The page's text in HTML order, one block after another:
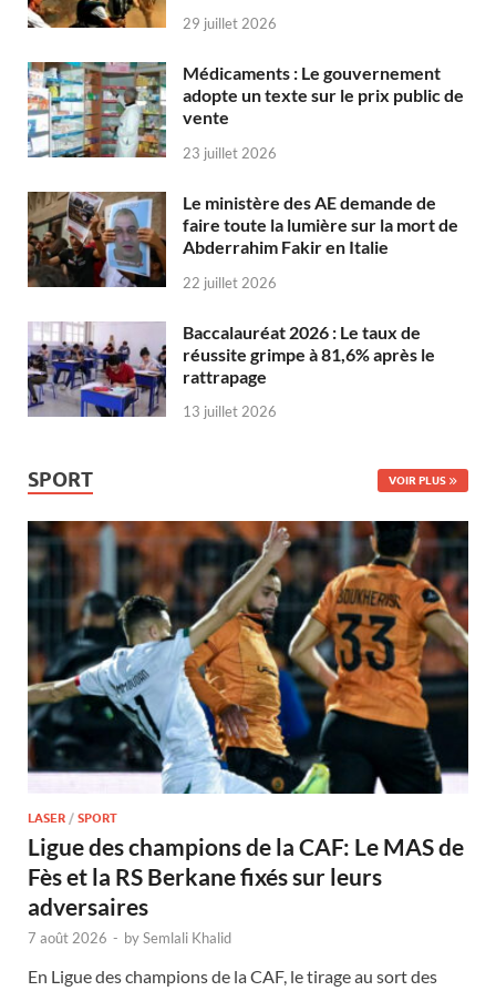
29 juillet 2026
Médicaments : Le gouvernement
adopte un texte sur le prix public de
vente
23 juillet 2026
Le ministère des AE demande de
faire toute la lumière sur la mort de
Abderrahim Fakir en Italie
22 juillet 2026
Baccalauréat 2026 : Le taux de
réussite grimpe à 81,6% après le
rattrapage
13 juillet 2026
SPORT VOIR PLUS
LASER / SPORT
Ligue des champions de la CAF: Le MAS de
Fès et la RS Berkane fixés sur leurs
adversaires
7 août 2026 - bySemlali Khalid
En Ligue des champions de la CAF, le tirage au sort des